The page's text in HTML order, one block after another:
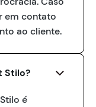
em contato
ao cliente.
Stilo?
é